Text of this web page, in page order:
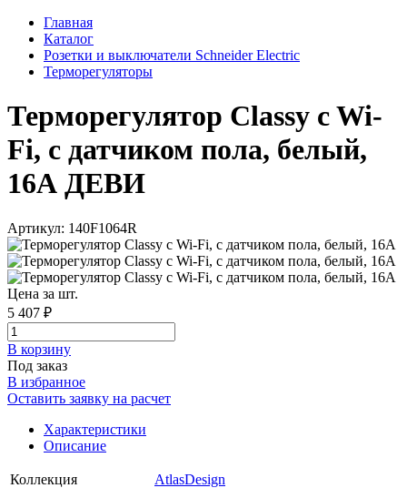
Главная
Каталог
Розетки и выключатели Schneider Electric
Терморегуляторы
Терморегулятор Classy c Wi-
Fi, с датчиком пола, белый,
16А ДЕВИ
Артикул: 140F1064R
Цена за шт.
5 407 ₽
В корзинy
Под заказ
В избранное
Оставить заявку на расчет
Характеристики
Описание
Коллекция
AtlasDesign